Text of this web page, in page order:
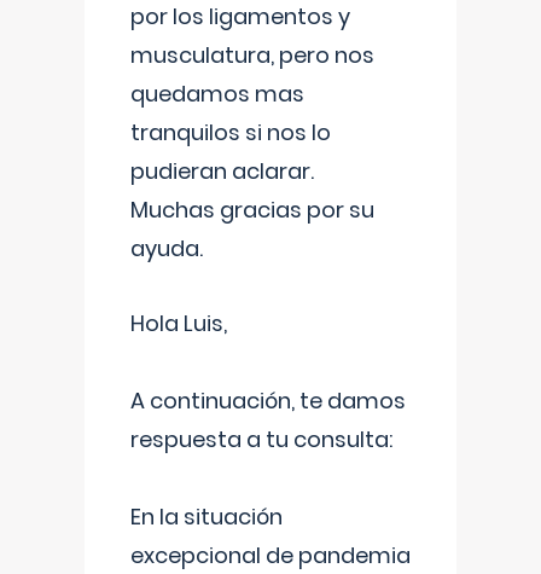
por los ligamentos y
musculatura, pero nos
quedamos mas
tranquilos si nos lo
pudieran aclarar.
Muchas gracias por su
ayuda.
Hola Luis,
A continuación, te damos
respuesta a tu consulta:
En la situación
excepcional de pandemia